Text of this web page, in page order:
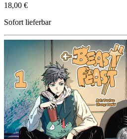
18,00 €
Sofort lieferbar